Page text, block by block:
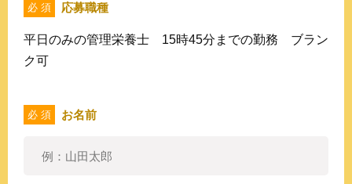
必 須 応募職種
平日のみの管理栄養士 15時45分までの勤務 ブラン
ク可
必 須 お名前